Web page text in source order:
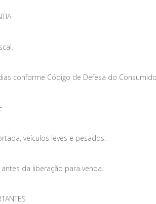
conforme Código de Defesa do
veículos leves e pesados.
da liberação para venda.